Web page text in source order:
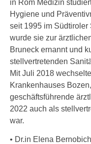
in Rom Medizin
Hygiene und
seit 1995 im Südtiroler
wurde sie zur
Bruneck ernannt und
stellvertretenden
Mit Juli 2018
Krankenhauses
geschäftsführende
2022 auch als
war.
• Dr.in Elena